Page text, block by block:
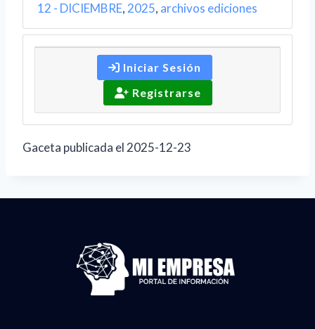
12 - DICIEMBRE, 2025, archivos ediciones
Iniciar Sesión
Registrarse
Gaceta publicada el 2025-12-23